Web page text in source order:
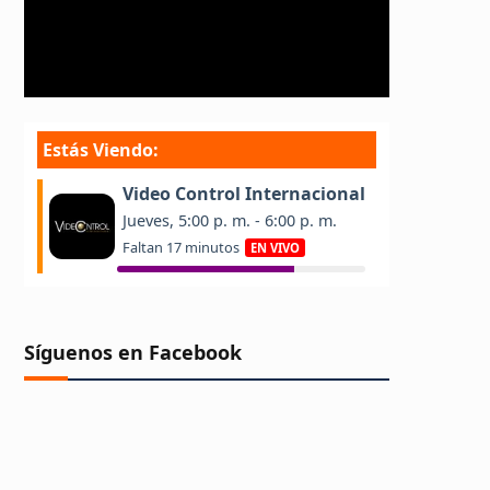
Síguenos en Facebook